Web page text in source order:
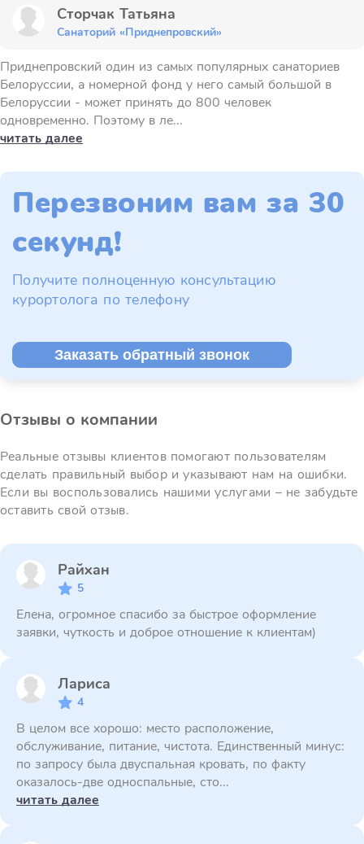
Сторчак Татьяна
Санаторий «Приднепровский»
Приднепровский один из самых популярных санаториев
Белоруссии, а номерной фонд у него самый большой в
Белоруссии - может принять до 800 человек
одновременно. Поэтому в ле...
читать далее
Перезвоним вам за 30
секунд!
Получите полноценную консультацию
курортолога по телефону
Заказать обратный звонок
Отзывы о компании
Реальные отзывы клиентов помогают пользователям
сделать правильный выбор и указывают нам на ошибки.
Если вы воспользовались нашими услугами – не забудьте
оставить свой отзыв.
Райхан
5
Елена, огромное спасибо за быстрое оформление
заявки, чуткость и доброе отношение к клиентам)
Лариса
4
В целом все хорошо: место расположение,
обслуживание, питание, чистота. Единственный минус:
по запросу была двуспальная кровать, по факту
оказалось-две односпальные, сто...
читать далее